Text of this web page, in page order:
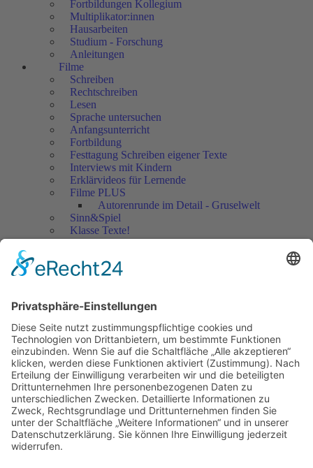
Fortbildungen Kollegium
Multiplikator:innen
Hausarbeiten
Studium - Forschung
Anleitungen
Filme
Schreiben
Rechtschreiben
Lesen
Sprache untersuchen
Anfangsunterricht
Fortbildung
Festtagung Schreiben eigener Texte
Interviews mit Kindern
Erklärvideos für Lernende
Filme PLUS
Autorenrunde im Detail - Gruselwelt
Sinn&Spiel
Klasse Texte!
Filmausschnitte Grundschule
Jedes Kind wertschätzen!
Artikel
Artikel 2018
Artikel 2017
Artikel 2016
Artikel 2015
Artikel 2014
Artikel 2013
Artikel 2012
Artikel bis 2011
Artikel zum Download - Religion
Artikel zum Download